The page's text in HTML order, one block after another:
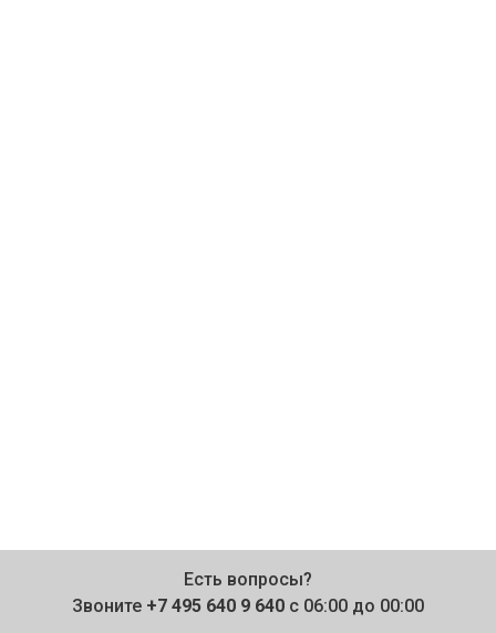
Есть вопросы?
Звоните +7 495 640 9 640 с 06:00 до 00:00